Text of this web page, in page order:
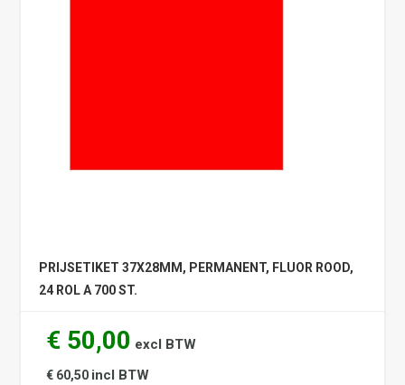
PRIJSETIKET 37X28MM, PERMANENT, FLUOR ROOD,
24 ROL A 700 ST.
€ 50,00 excl BTW
€ 60,50 incl BTW